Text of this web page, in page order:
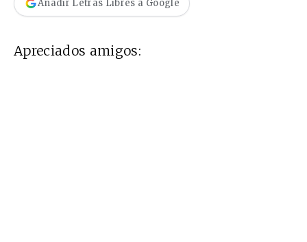
Añadir Letras Libres a Google
Apreciados amigos: